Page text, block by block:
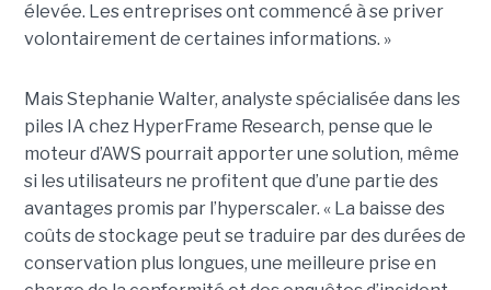
élevée. Les entreprises ont commencé à se priver
volontairement de certaines informations. »
Mais Stephanie Walter, analyste spécialisée dans les
piles IA chez HyperFrame Research, pense que le
moteur d’AWS pourrait apporter une solution, même
si les utilisateurs ne profitent que d’une partie des
avantages promis par l’hyperscaler. « La baisse des
coûts de stockage peut se traduire par des durées de
conservation plus longues, une meilleure prise en